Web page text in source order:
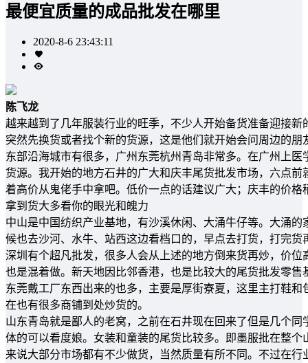
最便宜质量的成品批发在哪里
2020-8-6 23:43:11
陈飞龙
越来越到了几年服装行业的旺季，不少人开始备货准备迎接
突然先换货或者找个新的货源，这是他们就开始会问周边的
东部沿海城市有很多，广州东莞杭州青岛非常多。在广州上
货源。我开始的地方石井的广大和庆丰尾货批发市场，六点
着高价从鬼佬手中拿吧。低价一点的话建议广大；庆丰的价
拿到货大多看你的眼光和魄力
中山是中国纺织产业基地，有沙溪休闲、大涌牛仔等。大涌
候也去沙河、水牛、站西这边看档口的，早点去打货，打完
深圳有个超凡批发，很多人会从上述的地方倒来货再炒，价
也是混着做。新天地因比邻香港，也是比较大的尾货批发零售
东莞戴工厂东西出来的也多，主要是厚街寮夏，这里主打鞋
在也有很多商铺到处炒货的。
山东青岛就是鄙人的老窝，之前在石井现在回来了但是几个
体的可以看度娘。女装和童装的尾货比较多。即墨服批在整
来说大部分市场都有不少做货，当然质量有所不同。不过在